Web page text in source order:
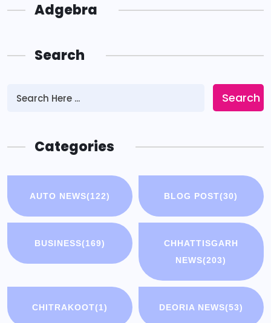
Adgebra
Search
Search
Categories
AUTO NEWS(122) BLOG POST(30)
BUSINESS(169)
CHHATTISGARH
NEWS(203)
CHITRAKOOT(1) DEORIA NEWS(53)